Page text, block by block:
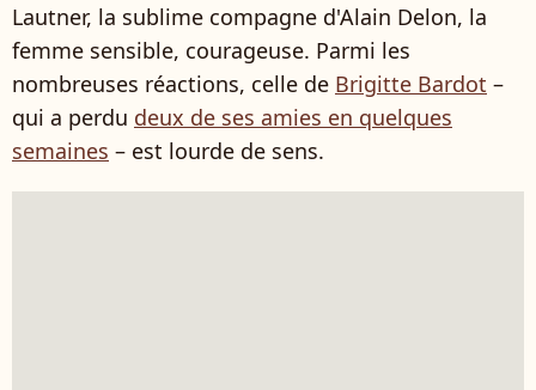
Lautner, la sublime compagne d'Alain Delon, la
femme sensible, courageuse. Parmi les
nombreuses réactions, celle de Brigitte Bardot –
qui a perdu deux de ses amies en quelques
semaines – est lourde de sens.